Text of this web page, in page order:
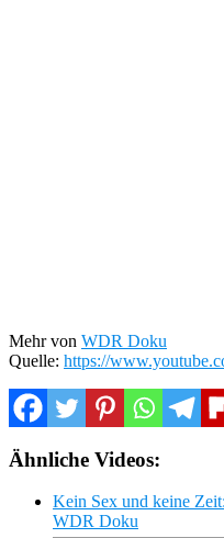
Mehr von WDR Doku
Quelle: https://
Ähnliche Videos:
Kein Sex und keine
WDR Doku